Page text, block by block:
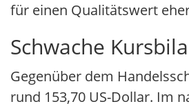
für einen Qualitätswert
Schwache
Gegenüber dem
rund 153,70 US-Dollar. Im